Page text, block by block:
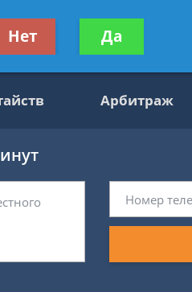
Получите консультацию
бесплатно
Арбитраж
Нет Да